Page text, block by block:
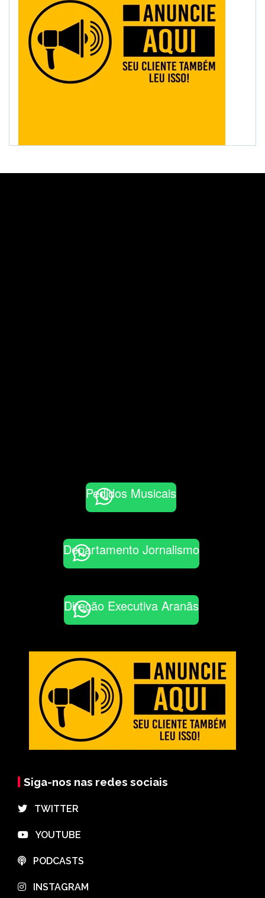
Pedidos Musicais
Departamento Jornalismo
Direção Executiva Aranãs
Siga-nos nas redes sociais
⠀TWITTER
⠀YOUTUBE
⠀PODCASTS
⠀INSTAGRAM